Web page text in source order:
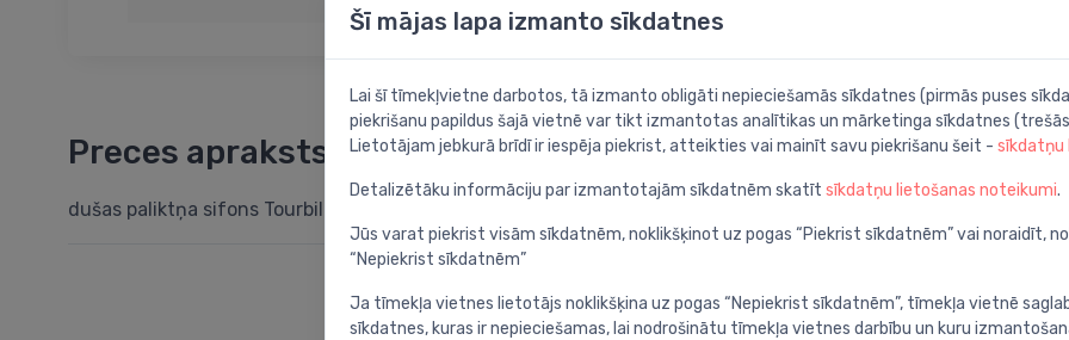
Preces apraksts
dušas paliktņa sifons Tourbillon, d=50x40/50 mm, plastmasa, pelēks/hroms
Šī mājas lapa izmanto sīkdatnes
Lai šī tīmekļvietne darbotos, tā izmanto obligāti nepieciešamās sīkdatnes (pirmās puses
piekrišanu papildus šajā vietnē var tikt izmantotas analītikas un mārketinga sīkdatnes
Lietotājam jebkurā brīdī ir iespēja piekrist, atteikties vai mainīt savu piekrišanu šeit - sīkdatņu
Detalizētāku informāciju par izmantotajām sīkdatnēm skatīt sīkdatņu lietošanas noteikumi.
Jūs varat piekrist visām sīkdatnēm, noklikšķinot uz pogas “Piekrist sīkdatnēm” vai noraidīt,
“Nepiekrist sīkdatnēm”
Ja tīmekļa vietnes lietotājs noklikšķina uz pogas “Nepiekrist sīkdatnēm”, tīmekļa vietnē
sīkdatnes, kuras ir nepieciešamas, lai nodrošinātu tīmekļa vietnes darbību un kuru